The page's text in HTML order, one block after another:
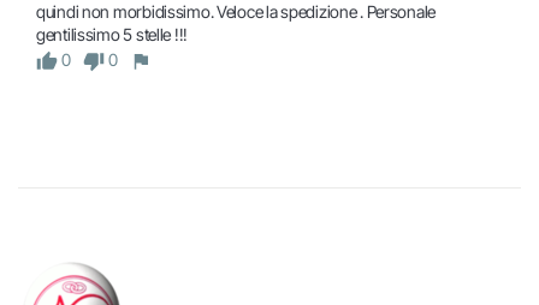
quindi non morbidissimo. Veloce la spedizione . Personale
gentilissimo 5 stelle !!!
0
0